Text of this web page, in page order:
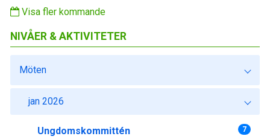
Visa fler kommande
NIVÅER & AKTIVITETER
Möten
jan 2026
Ungdomskommittén 7